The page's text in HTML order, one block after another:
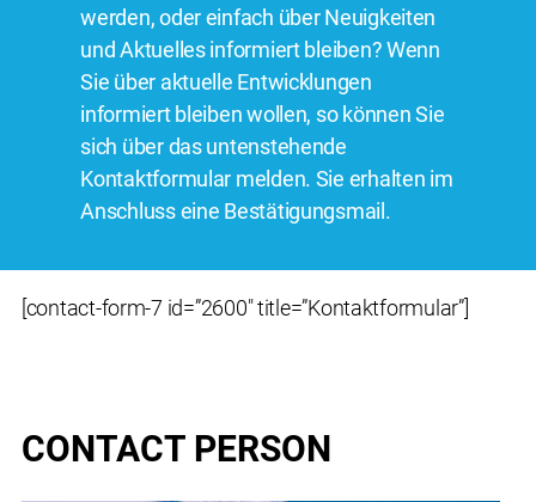
werden, oder einfach über Neuigkeiten
und Aktuelles informiert bleiben? Wenn
Sie über aktuelle Entwicklungen
informiert bleiben wollen, so können Sie
sich über das untenstehende
Kontaktformular melden. Sie erhalten im
Anschluss eine Bestätigungsmail.
[contact-form-7 id=”2600″ title=”Kontaktformular”]
CONTACT PERSON